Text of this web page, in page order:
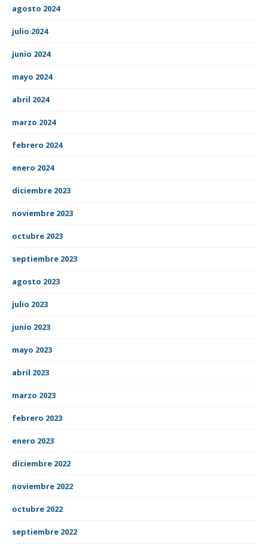
agosto 2024
julio 2024
junio 2024
mayo 2024
abril 2024
marzo 2024
febrero 2024
enero 2024
diciembre 2023
noviembre 2023
octubre 2023
septiembre 2023
agosto 2023
julio 2023
junio 2023
mayo 2023
abril 2023
marzo 2023
febrero 2023
enero 2023
diciembre 2022
noviembre 2022
octubre 2022
septiembre 2022